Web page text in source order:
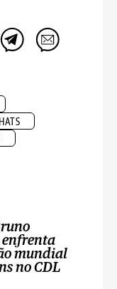
mundial
no CDL